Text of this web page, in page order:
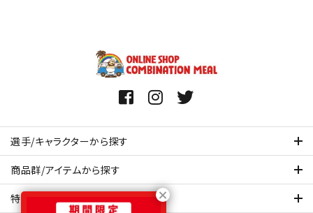
選手/キャラクターから探す
商品群/アイテムから探す
特集ページを見てみる